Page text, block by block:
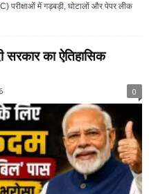
में गड़बड़ी, घोटालों और पेपर लीक
सरकार का ऐतिहासिक
0